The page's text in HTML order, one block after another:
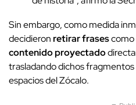
Sin embargo, como medida
decidieronretirar frasescomo
contenidoproyectado
trasladando dichos fragmentos
espacios del Zócalo.